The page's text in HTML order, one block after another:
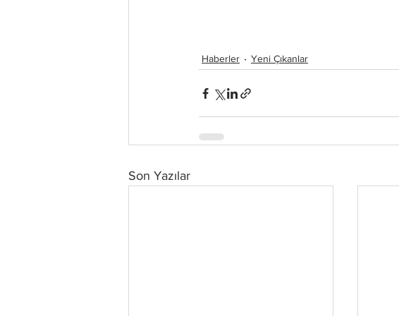
Haberler Yeni Çıkanlar
Son Yazılar